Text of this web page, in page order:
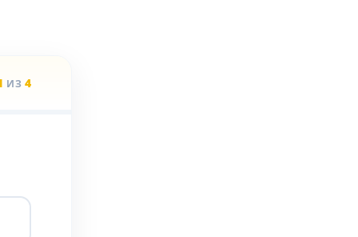
ИЗ 4